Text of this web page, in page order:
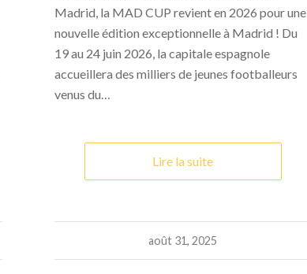
Madrid, la MAD CUP revient en 2026 pour une
nouvelle édition exceptionnelle à Madrid ! Du
19 au 24 juin 2026, la capitale espagnole
accueillera des milliers de jeunes footballeurs
venus du…
Lire la suite
août 31, 2025